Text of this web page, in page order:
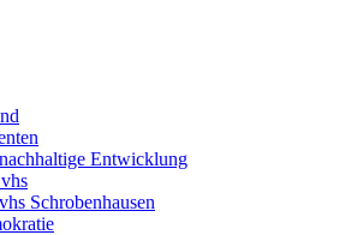
Entwicklung
Schrobenhausen